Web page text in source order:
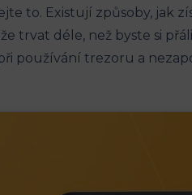
to. Existují způsoby, jak
trvat déle, než byste si
používání trezoru a